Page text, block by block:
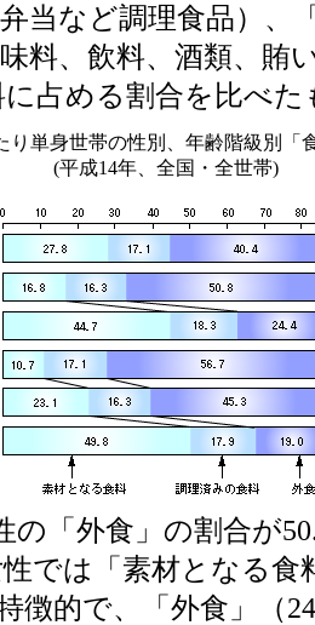
当など調理食品）、
料、飲料、酒類、賄
占める割合を比べ
り単身世帯の性別、年齢階級別「
(平成14年、全国・全世帯)
の「外食」の割合が
では「素材となる食
徴的で、「外食」（